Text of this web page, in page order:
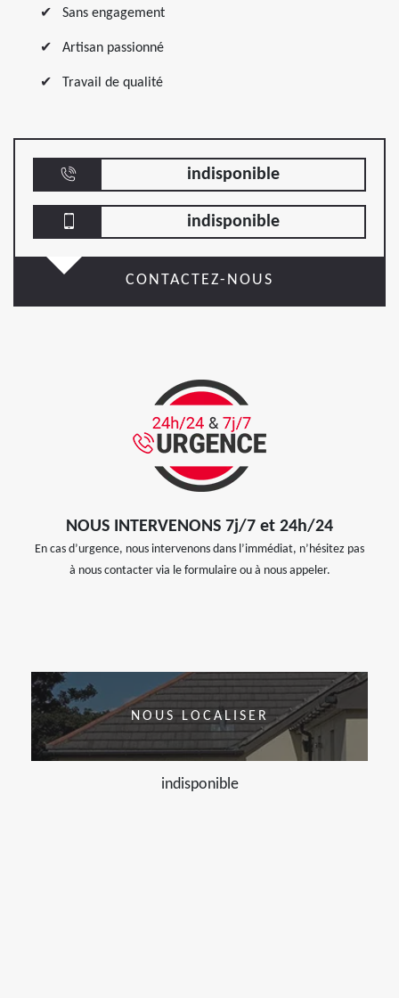
Sans engagement
Artisan passionné
Travail de qualité
indisponible
indisponible
CONTACTEZ-NOUS
NOUS INTERVENONS 7j/7 et 24h/24
En cas d’urgence, nous intervenons dans l’immédiat, n’hésitez pas
à nous contacter via le formulaire ou à nous appeler.
NOUS LOCALISER
indisponible